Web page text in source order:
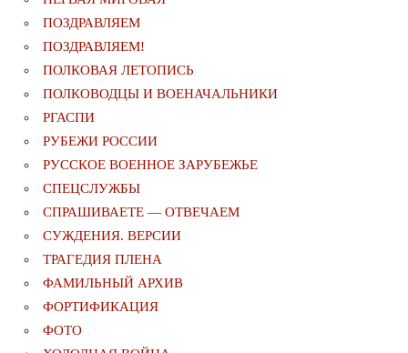
ПОЗДРАВЛЯЕМ
ПОЗДРАВЛЯЕМ!
ПОЛКОВАЯ ЛЕТОПИСЬ
ПОЛКОВОДЦЫ И ВОЕНАЧАЛЬНИКИ
РГАСПИ
РУБЕЖИ РОССИИ
РУССКОЕ ВОЕННОЕ ЗАРУБЕЖЬЕ
СПЕЦСЛУЖБЫ
СПРАШИВАЕТЕ — ОТВЕЧАЕМ
СУЖДЕНИЯ. ВЕРСИИ
ТРАГЕДИЯ ПЛЕНА
ФАМИЛЬНЫЙ АРХИВ
ФОРТИФИКАЦИЯ
ФОТО